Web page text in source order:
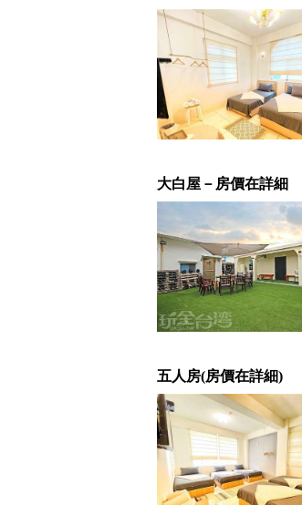
大白屋－房價在詳細
五人房(房價在詳細)